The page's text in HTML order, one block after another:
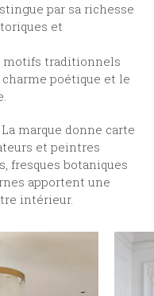
par sa richesse
et
motifs traditionnels
poétique et le
La marque donne carte
et peintres
fresques botaniques
apportent une
intérieur.